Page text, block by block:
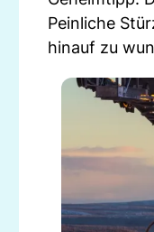
Peinliche
hinauf zu